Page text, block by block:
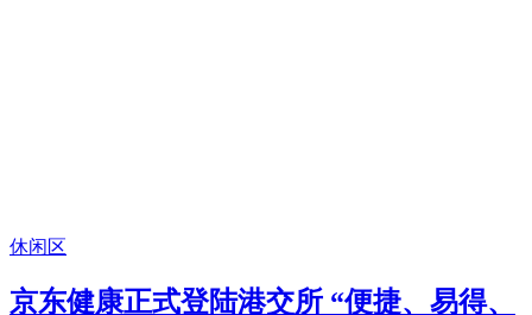
休闲区
京东健康正式登陆港交所 “便捷、易得、